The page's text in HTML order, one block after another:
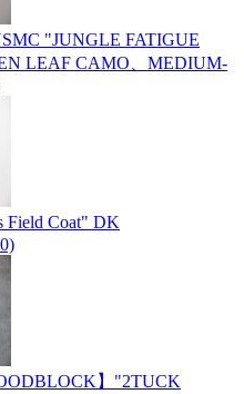
"JUNGLE FATIGUE
LEAF CAMO、MEDIUM-
Field Coat" DK
】"2TUCK